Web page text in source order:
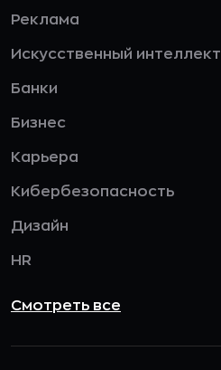
Реклама
Искусственный интеллект
Банки
Бизнес
Карьера
Кибербезопасность
Дизайн
HR
Смотреть все